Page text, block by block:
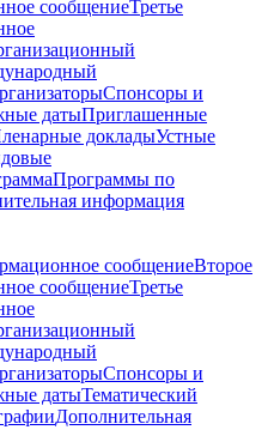
сообщениеТретье
Спонсоры и
датыПриглашенные
докладыУстные
Программы по
информация
сообщениеВторое
сообщениеТретье
Спонсоры и
датыТематический
Дополнительная